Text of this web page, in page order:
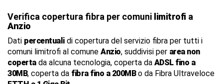
Verifica copertura fibra per comuni limitrofi a
Anzio
Dati percentualidi copertura del servizio fibra per tutti i
comuni limitrofi al comune Anzio, suddivisi per area non
copertada alcuna tecnologia, coperta da ADSL fino a
30MB, coperta da fibra fino a 200MBo da Fibra Ultraveloce